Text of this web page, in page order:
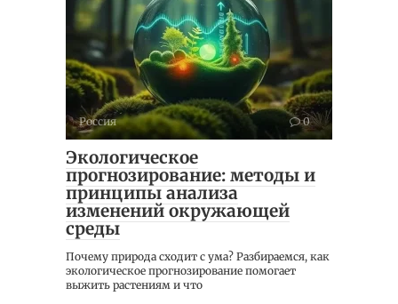
Россия 0
Экологическое
прогнозирование: методы и
принципы анализа
изменений окружающей
среды
Почему природа сходит с ума? Разбираемся, как
экологическое прогнозирование помогает
выжить растениям и что